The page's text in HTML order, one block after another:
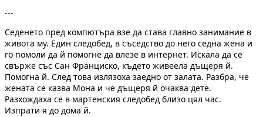
---
Седенето пред компютъра взе да става главно занимание в
живота му. Един следобед, в съседство до него седна жена и
го помоли да й помогне да влезе в интернет. Искала да се
свърже със Сан Франциско, където живеела дъщеря й.
Помогна й. След това излязоха заедно от залата. Разбра, че
жената се казва Мона и че дъщеря й очаква дете.
Разхождаха се в мартенския следобед близо цял час.
Изпрати я до дома й.